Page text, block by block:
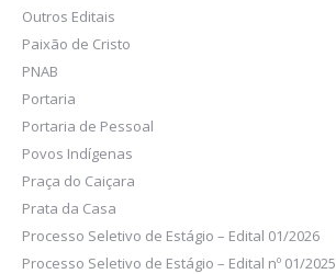
Outros Editais
Paixão de Cristo
PNAB
Portaria
Portaria de Pessoal
Povos Indígenas
Praça do Caiçara
Prata da Casa
Processo Seletivo de Estágio – Edital 01/2026
Processo Seletivo de Estágio – Edital nº 01/2025